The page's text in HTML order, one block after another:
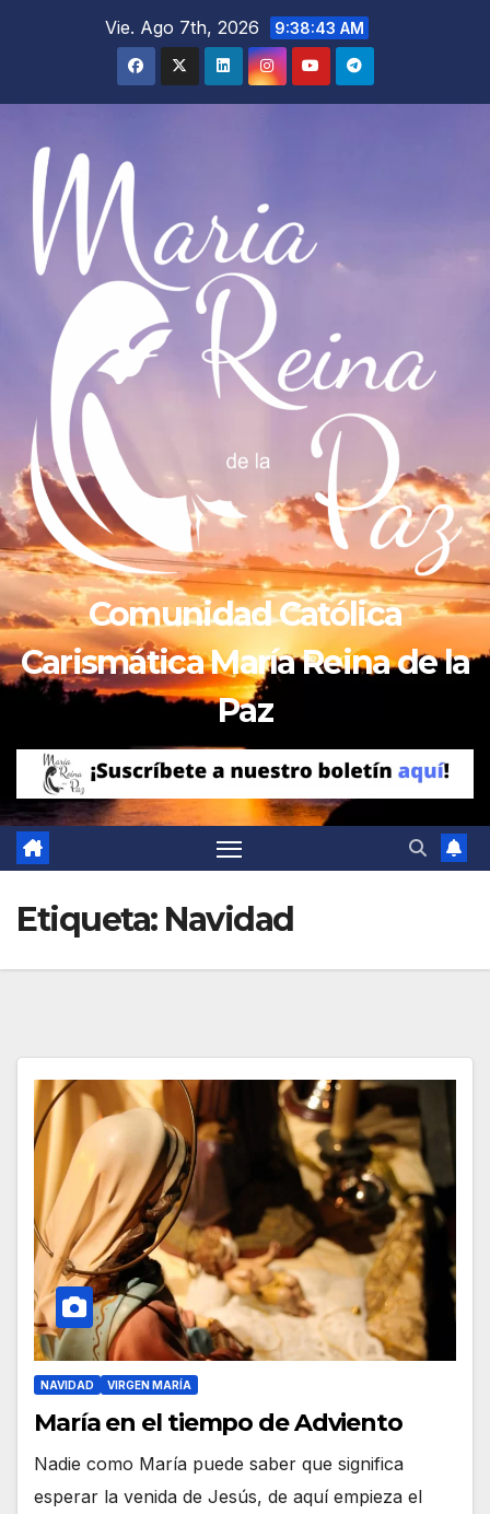
Vie. Ago 7th, 2026 9:38:44 AM
Comunidad Católica
Carismática María Reina de la
Paz
Etiqueta: Navidad
NAVIDAD VIRGEN MARÍA
María en el tiempo de Adviento
Nadie como María puede saber que significa
esperar la venida de Jesús, de aquí empieza el